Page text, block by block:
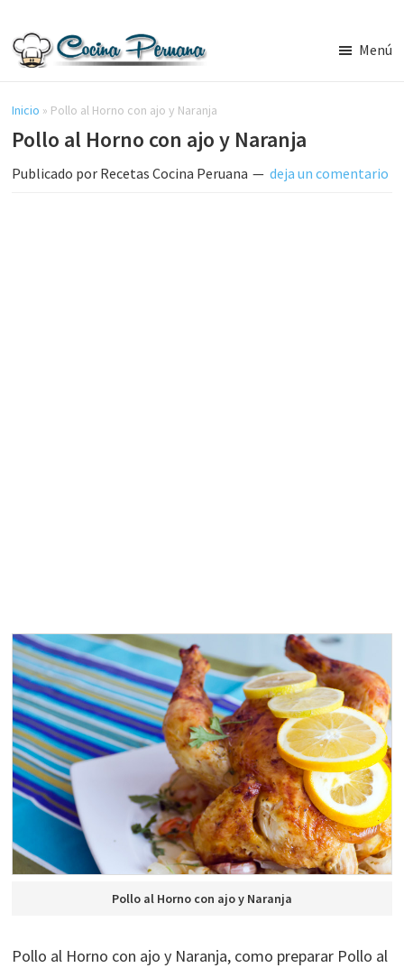
contenido
lateral
principal
Cocina
Peruana,
Recetas
de
Comida
Menú
Inicio » Pollo al Horno con ajo y Naranja
Pollo al Horno con ajo y Naranja
Publicado por Recetas Cocina Peruana deja un comentario
Pollo al Horno con ajo y Naranja
Pollo al Horno con ajo y Naranja, como preparar Pollo al